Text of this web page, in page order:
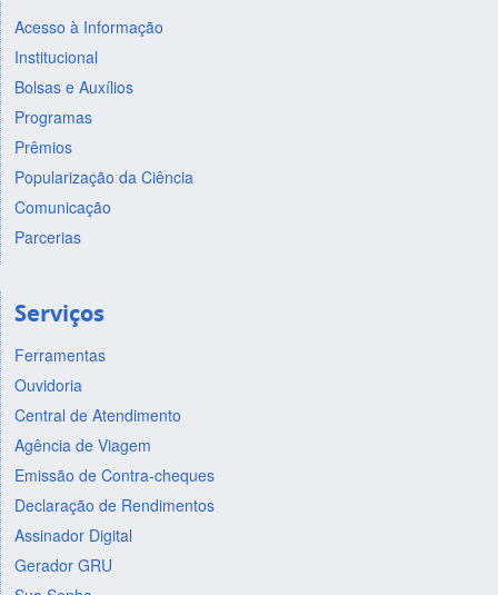
Acesso à Informação
Institucional
Bolsas e Auxílios
Programas
Prêmios
Popularização da Ciência
Comunicação
Parcerias
Serviços
Ferramentas
Ouvidoria
Central de Atendimento
Agência de Viagem
Emissão de Contra-cheques
Declaração de Rendimentos
Assinador Digital
Gerador GRU